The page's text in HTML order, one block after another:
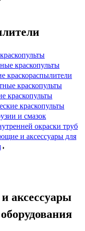
краскопульты
краскораспылители
краскопульты
краскопульты
краскопульты
и смазок
окраски труб
и аксессуары для
аксессуары